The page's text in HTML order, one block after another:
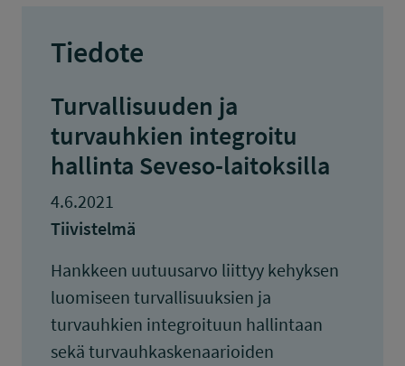
Tiedote
Turvallisuuden ja
turvauhkien integroitu
hallinta Seveso-laitoksilla
4.6.2021
Tiivistelmä
Hankkeen uutuusarvo liittyy kehyksen
luomiseen turvallisuuksien ja
turvauhkien integroituun hallintaan
sekä turvauhkaskenaarioiden